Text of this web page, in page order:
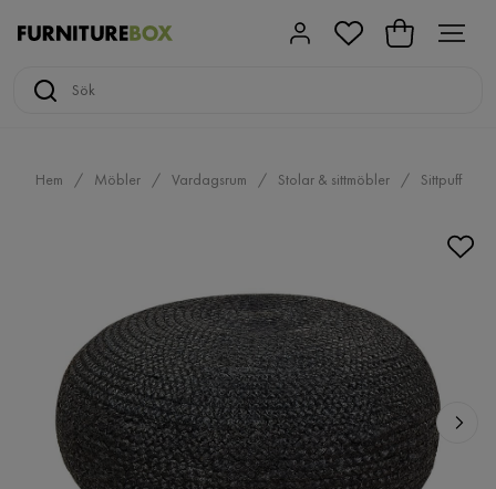
Hem Möbler Vardagsrum Stolar & sittmöbler Sittpuff